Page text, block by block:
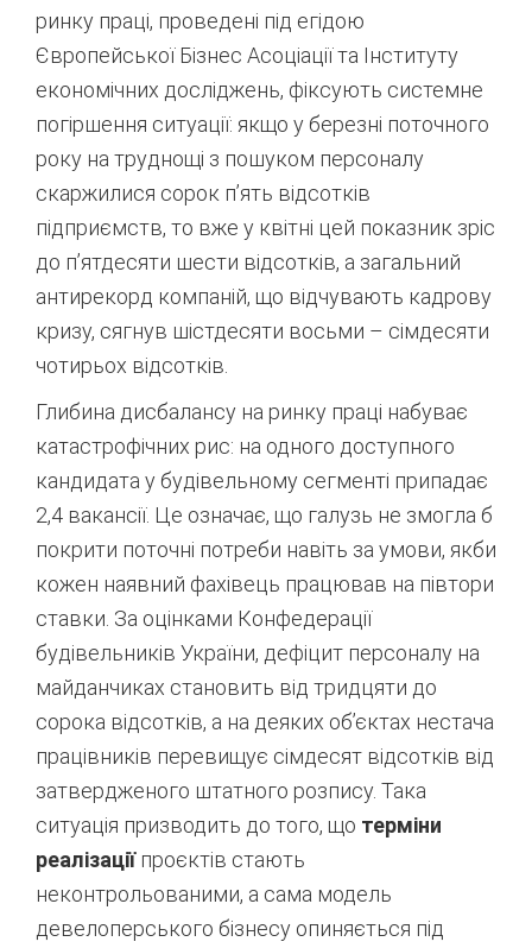
ринку праці, проведені під егідою
Європейської Бізнес Асоціації та Інституту
економічних досліджень, фіксують системне
погіршення ситуації: якщо у березні поточного
року на труднощі з пошуком персоналу
скаржилися сорок п’ять відсотків
підприємств, то вже у квітні цей показник зріс
до п’ятдесяти шести відсотків, а загальний
антирекорд компаній, що відчувають кадрову
кризу, сягнув шістдесяти восьми – сімдесяти
чотирьох відсотків
Глибина дисбалансу на ринку праці набуває
катастрофічних рис: на одного доступного
кандидата у будівельному сегменті припадає
2,4 вакансії. Це означає, що галузь не змогла б
покрити поточні потреби навіть за умови, якби
кожен наявний фахівець працював на півтори
ставки. За оцінками Конфедерації
будівельників України, дефіцит персоналу на
майданчиках становить від тридцяти до
сорока відсотків, а на деяких об’єктах нестача
працівників перевищує сімдесят відсотків від
затвердженого штатного розпису. Така
ситуація призводить до того, що терміни
реалізаціїпроєктів стають
неконтрольованими, а сама модель
девелоперського бізнесу опиняється під